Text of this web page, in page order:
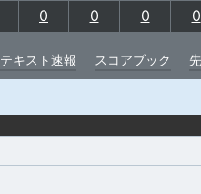
0 0 0 0
テキスト速報 スコアブック